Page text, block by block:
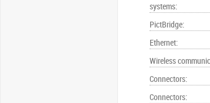
systems:
PictBridge:
Ethernet:
Wireless
Connectors:
Connectors: